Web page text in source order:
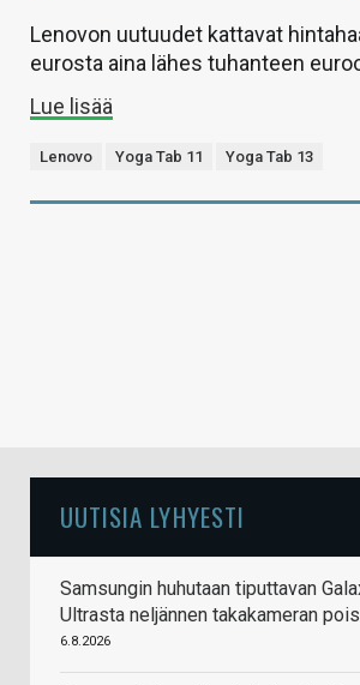
Lenovon uutuudet kattavat
eurosta aina lähes tuhanteen
Lue lisää
Lenovo Yoga Tab 11 Yoga Tab 13
UUTISIA LYHYESTI
Samsungin huhutaan tiputtavan
Ultrasta neljännen takakameran pois
6.8.2026